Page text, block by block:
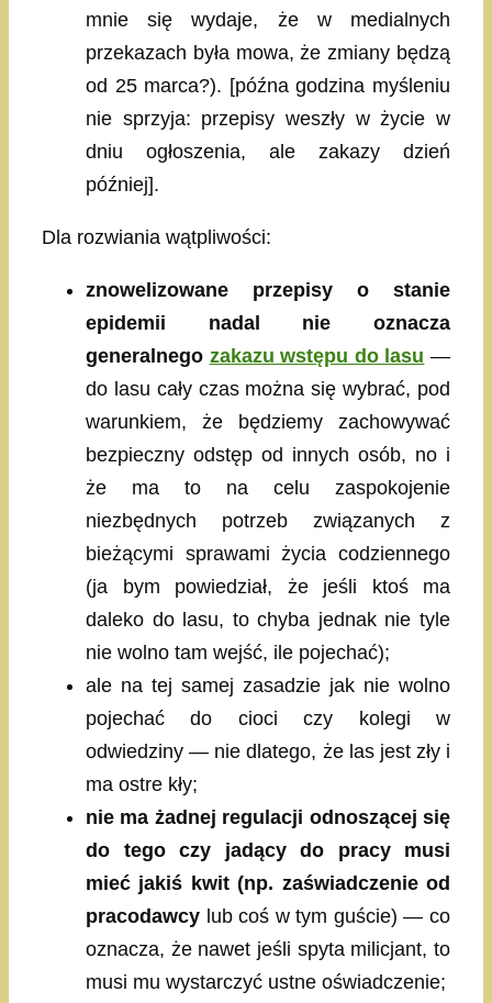
mnie się wydaje, że w medialnych
przekazach była mowa, że zmiany będzą
od 25 marca?). [późna godzina myśleniu
nie sprzyja: przepisy weszły w życie w
dniu ogłoszenia, ale zakazy dzień
później].
Dla rozwiania wątpliwości:
znowelizowane przepisy o stanie
epidemii nadal nie oznacza
generalnego zakazu wstępu do lasu —
do lasu cały czas można się wybrać, pod
warunkiem, że będziemy zachowywać
bezpieczny odstęp od innych osób, no i
że ma to na celu zaspokojenie
niezbędnych potrzeb związanych z
bieżącymi sprawami życia codziennego
(ja bym powiedział, że jeśli ktoś ma
daleko do lasu, to chyba jednak nie tyle
nie wolno tam wejść, ile pojechać);
ale na tej samej zasadzie jak nie wolno
pojechać do cioci czy kolegi w
odwiedziny — nie dlatego, że las jest zły i
ma ostre kły;
nie ma żadnej regulacji odnoszącej się
do tego czy jadący do pracy musi
mieć jakiś kwit (np. zaświadczenie od
pracodawcy lub coś w tym guście) — co
oznacza, że nawet jeśli spyta milicjant, to
musi mu wystarczyć ustne oświadczenie;